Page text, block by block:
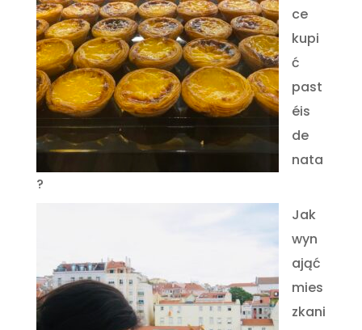
ce
kupi
ć
past
éis
de
nata
?
Jak
wyn
ająć
mies
zkani